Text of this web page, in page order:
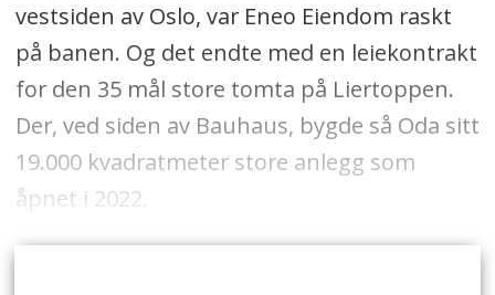
vestsiden av Oslo, var Eneo Eiendom raskt
på banen. Og det endte med en leiekontrakt
for den 35 mål store tomta på Liertoppen.
Der, ved siden av Bauhaus, bygde så Oda sitt
19.000 kvadratmeter store anlegg som
åpnet i 2022.